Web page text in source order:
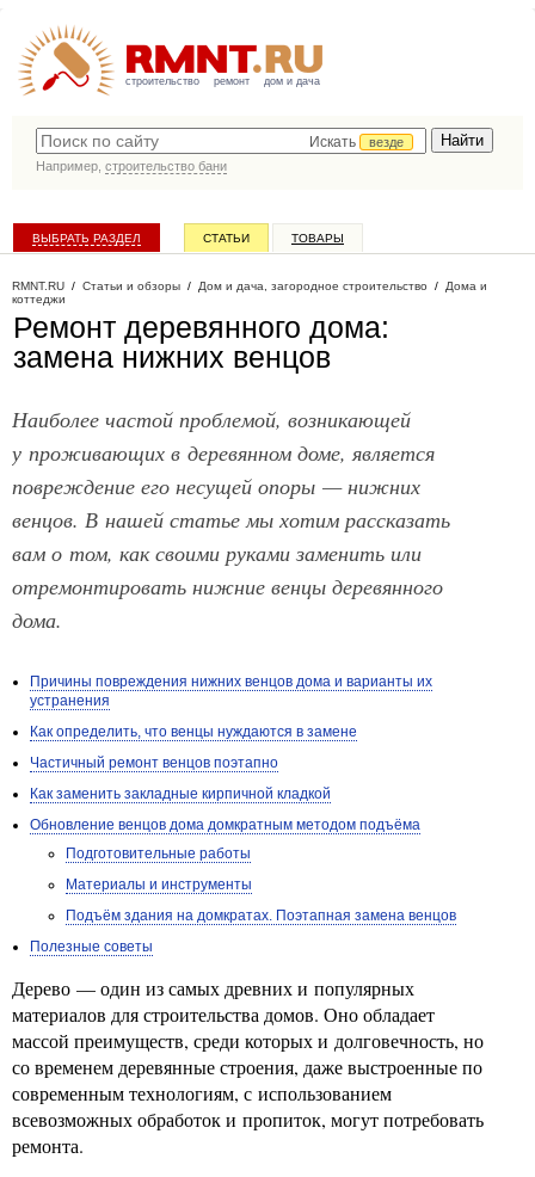
строительство ремонт дом и дача
Искать
везде
Например, строительство бани
ВЫБРАТЬ РАЗДЕЛ СТАТЬИ ТОВАРЫ
RMNT.RU / Статьи и обзоры / Дом и дача, загородное строительство / Дома и
коттеджи
Ремонт деревянного дома:
замена нижних венцов
Наиболее частой проблемой, возникающей
у проживающих в деревянном доме, является
повреждение его несущей опоры — нижних
венцов. В нашей статье мы хотим рассказать
вам о том, как своими руками заменить или
отремонтировать нижние венцы деревянного
дома.
Причины повреждения нижних венцов дома и варианты их
устранения
Как определить, что венцы нуждаются в замене
Частичный ремонт венцов поэтапно
Как заменить закладные кирпичной кладкой
Обновление венцов дома домкратным методом подъёма
Подготовительные работы
Материалы и инструменты
Подъём здания на домкратах. Поэтапная замена венцов
Полезные советы
Дерево — один из самых древних и популярных
материалов для строительства домов. Оно обладает
массой преимуществ, среди которых и долговечность, но
со временем деревянные строения, даже выстроенные по
современным технологиям, с использованием
всевозможных обработок и пропиток, могут потребовать
ремонта.